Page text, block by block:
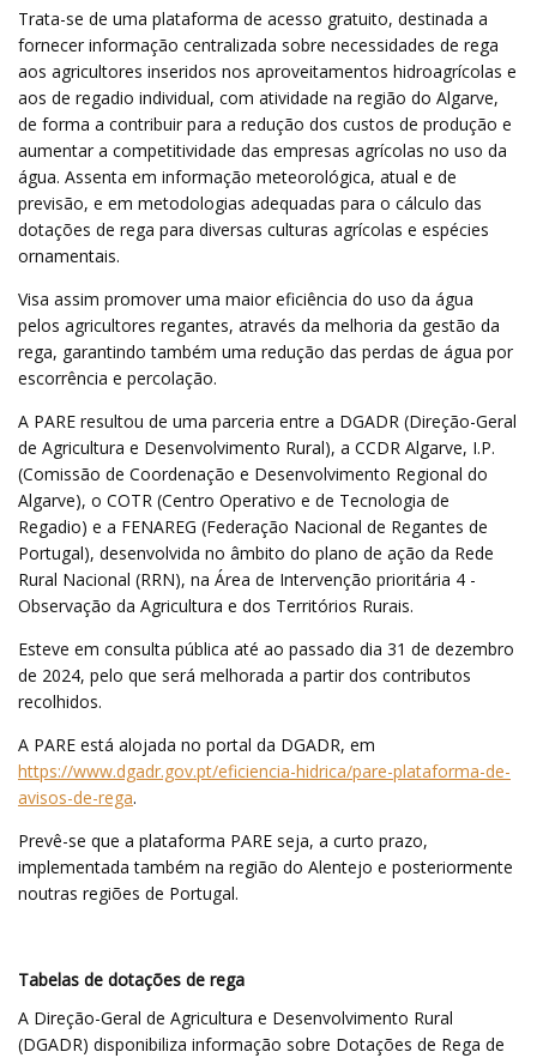
Trata-se de uma plataforma de acesso gratuito, destinada a
fornecer informação centralizada sobre necessidades de rega
aos agricultores inseridos nos aproveitamentos hidroagrícolas e
aos de regadio individual, com atividade na região do Algarve,
de forma a contribuir para a redução dos custos de produção e
aumentar a competitividade das empresas agrícolas no uso da
água. Assenta em informação meteorológica, atual e de
previsão, e em metodologias adequadas para o cálculo das
dotações de rega para diversas culturas agrícolas e espécies
ornamentais.
Visa assim promover uma maior eficiência do uso da água
pelos agricultores regantes, através da melhoria da gestão da
rega, garantindo também uma redução das perdas de água por
escorrência e percolação.
A PARE resultou de uma parceria entre a DGADR (Direção-Geral
de Agricultura e Desenvolvimento Rural), a CCDR Algarve, I.P.
(Comissão de Coordenação e Desenvolvimento Regional do
Algarve), o COTR (Centro Operativo e de Tecnologia de
Regadio) e a FENAREG (Federação Nacional de Regantes de
Portugal), desenvolvida no âmbito do plano de ação da Rede
Rural Nacional (RRN), na Área de Intervenção prioritária 4 -
Observação da Agricultura e dos Territórios Rurais.
Esteve em consulta pública até ao passado dia 31 de dezembro
de 2024, pelo que será melhorada a partir dos contributos
recolhidos.
A PARE está alojada no portal da DGADR, em
https://www.dgadr.gov.pt/eficiencia-hidrica/pare-plataforma-de-
avisos-de-rega.
Prevê-se que a plataforma PARE seja, a curto prazo,
implementada também na região do Alentejo e posteriormente
noutras regiões de Portugal.
Tabelas de dotações de rega
A Direção-Geral de Agricultura e Desenvolvimento Rural
(DGADR) disponibiliza informação sobre Dotações de Rega de